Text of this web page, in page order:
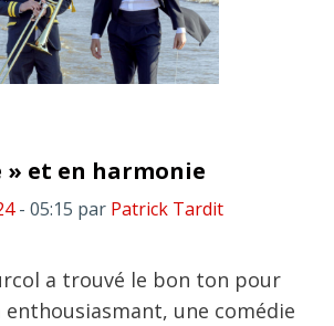
» et en harmonie
- 05:15 par Patrick Tardit
a trouvé le bon ton pour
une comédie